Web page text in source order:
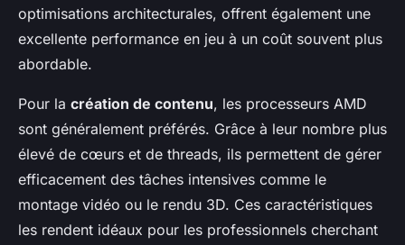
optimisations architecturales, offrent également une
excellente performance en jeu à un coût souvent plus
abordable.
Pour la création de contenu, les processeurs AMD
sont généralement préférés. Grâce à leur nombre plus
élevé de cœurs et de threads, ils permettent de gérer
efficacement des tâches intensives comme le
montage vidéo ou le rendu 3D. Ces caractéristiques
les rendent idéaux pour les professionnels cherchant